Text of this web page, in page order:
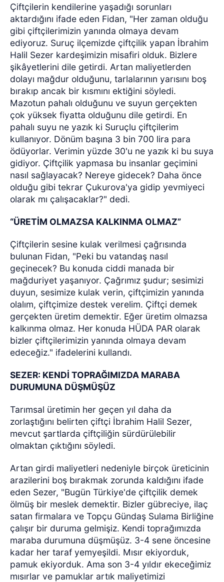
Çiftçilerin kendilerine yaşadığı sorunları
aktardığını ifade eden Fidan, "Her zaman olduğu
gibi çiftçilerimizin yanında olmaya devam
ediyoruz. Suruç ilçemizde çiftçilik yapan İbrahim
Halil Sezer kardeşimizin misafiri olduk. Bizlere
şikâyetlerini dile getirdi. Artan maliyetlerden
dolayı mağdur olduğunu, tarlalarının yarısını boş
bırakıp ancak bir kısmını ektiğini söyledi.
Mazotun pahalı olduğunu ve suyun gerçekten
çok yüksek fiyatta olduğunu dile getirdi. En
pahalı suyu ne yazık ki Suruçlu çiftçilerim
kullanıyor. Dönüm başına 3 bin 700 lira para
ödüyorlar. Verimin yüzde 30'u ne yazık ki bu suya
gidiyor. Çiftçilik yapmasa bu insanlar geçimini
nasıl sağlayacak? Nereye gidecek? Daha önce
olduğu gibi tekrar Çukurova'ya gidip yevmiyeci
olarak mı çalışacaklar?" dedi.
“ÜRETİM OLMAZSA KALKINMA OLMAZ”
Çiftçilerin sesine kulak verilmesi çağrısında
bulunan Fidan, "Peki bu vatandaş nasıl
geçinecek? Bu konuda ciddi manada bir
mağduriyet yaşanıyor. Çağrımız şudur; sesimizi
duyun, sesimize kulak verin, çiftçimizin yanında
olalım, çiftçimize destek verelim. Çiftçi demek
gerçekten üretim demektir. Eğer üretim olmazsa
kalkınma olmaz. Her konuda HÜDA PAR olarak
bizler çiftçilerimizin yanında olmaya devam
edeceğiz." ifadelerini kullandı.
SEZER: KENDİ TOPRAĞIMIZDA MARABA
DURUMUNA DÜŞMÜŞÜZ
Tarımsal üretimin her geçen yıl daha da
zorlaştığını belirten çiftçi İbrahim Halil Sezer,
mevcut şartlarda çiftçiliğin sürdürülebilir
olmaktan çıktığını söyledi.
Artan girdi maliyetleri nedeniyle birçok üreticinin
arazilerini boş bırakmak zorunda kaldığını ifade
eden Sezer, "Bugün Türkiye'de çiftçilik demek
ölmüş bir meslek demektir. Bizler gübreciye, ilaç
satan firmalara ve Topçu Gündaş Sulama Birliğine
çalışır bir duruma gelmişiz. Kendi toprağımızda
maraba durumuna düşmüşüz. 3-4 sene öncesine
kadar her taraf yemyeşildi. Mısır ekiyorduk,
pamuk ekiyorduk. Ama son 3-4 yıldır ekeceğimiz
mısırlar ve pamuklar artık maliyetimizi